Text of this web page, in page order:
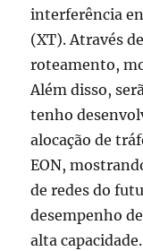
interferência
(XT). Através
roteamento,
Além disso,
tenho
alocação de
EON,
de redes do
desempenho
alta capacidade.